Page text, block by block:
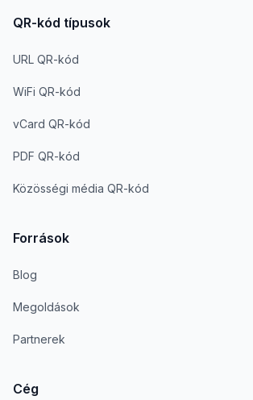
QR-kód típusok
URL QR-kód
WiFi QR-kód
vCard QR-kód
PDF QR-kód
Közösségi média QR-kód
Források
Blog
Megoldások
Partnerek
Cég